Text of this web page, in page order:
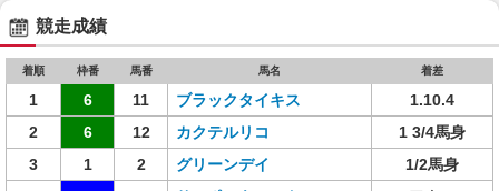
競走成績
着順 枠番 馬番 馬名 着差
1 6 11 ブラックタイキス
1.10.4
2
6 12 カクテルリコ
1 3/4馬身
3
1 2 グリーンデイ
1/2馬身